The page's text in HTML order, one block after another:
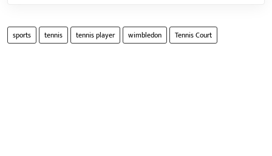
sports tennis tennis player wimbledon Tennis Court